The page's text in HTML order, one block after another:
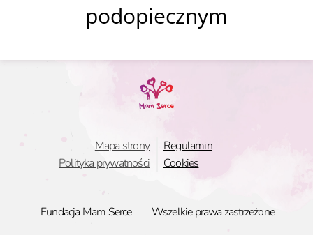
podopiecznym
Mapa strony
Polityka prywatności
Regulamin
Cookies
Fundacja Mam Serce Wszelkie prawa zastrzeżone